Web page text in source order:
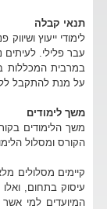
תנאי קבלה
עבר פלילי. לעיתים
במרבית המכללות
על מנת להתקבל
משך לימודים
משך הלימודים
הקורס ומסלול
קיימים מסלולים
עיסוק בתחום,
המיועדים למי